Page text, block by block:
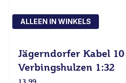
ALLEEN IN WINKELS
Jägerndorfer Kabel
Verbingshulzen 1:32